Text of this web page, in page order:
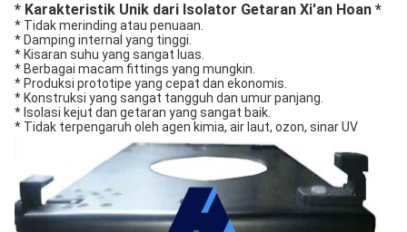
* Karakteristik Unik dari Isolator Getaran Xi'an Hoan *
* Tidak merinding atau penuaan.
* Damping internal yang tinggi.
* Kisaran suhu yang sangat luas.
* Berbagai macam fittings yang mungkin.
* Produksi prototipe yang cepat dan ekonomis.
* Konstruksi yang sangat tangguh dan umur panjang.
* Isolasi kejut dan getaran yang sangat baik.
* Tidak terpengaruh oleh agen kimia, air laut, ozon, sinar UV